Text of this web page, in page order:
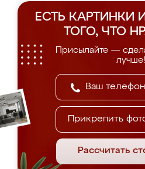
ЕСТЬ КАРТИНКИ
ТОГО, ЧТО
Присылайте —
лучше!
Прикрепить
Рассчитать